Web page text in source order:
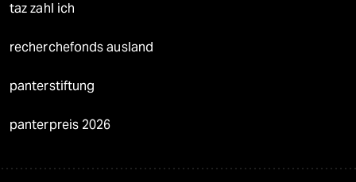
taz zahl ich
recherchefonds ausland
panterstiftung
panterpreis 2026